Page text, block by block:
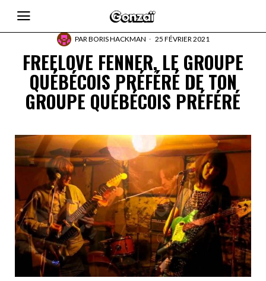
PARBORIS HACKMAN 25 FÉVRIER 2021
FREELOVE FENNER, LE GROUPE
QUÉBÉCOIS PRÉFÉRÉ DE TON
GROUPE QUÉBÉCOIS PRÉFÉRÉ